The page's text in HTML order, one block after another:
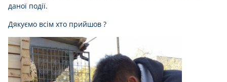
даної події.
Дякуємо всім хто прийшов ?